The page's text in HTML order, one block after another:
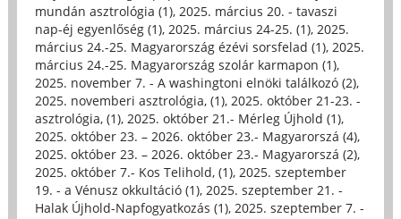
mundán asztrológia (1), 2025. március 20. - tavaszi
nap-éj egyenlőség (1), 2025. március 24-25. (1), 2025.
március 24.-25. Magyarország ézévi sorsfelad (1), 2025.
március 24.-25. Magyarország szolár karmapon (1),
2025. november 7. - A washingtoni elnöki találkozó (2),
2025. novemberi asztrológia, (1), 2025. október 21-23. -
asztrológia, (1), 2025. október 21.- Mérleg Újhold (1),
2025. október 23. – 2026. október 23.- Magyarorszá (4),
2025. október 23. – 2026. október 23.- Magyarorszá (2),
2025. október 7.- Kos Telihold, (1), 2025. szeptember
19. - a Vénusz okkultáció (1), 2025. szeptember 21. -
Halak Újhold-Napfogyatkozás (1), 2025. szeptember 7. -